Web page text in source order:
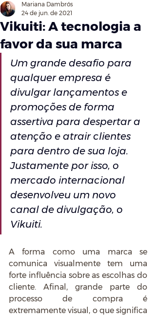
Vikuiti: A tecnologia a
favor da sua marca
Mariana Dambrós
24 de jun. de 2021
Um grande desafio para
qualquer empresa é
divulgar lançamentos e
promoções de forma
assertiva para despertar a
atenção e atrair clientes
para dentro de sua loja.
Justamente por isso, o
mercado internacional
desenvolveu um novo
canal de divulgação, o
Vikuiti.
A forma como uma marca se
comunica visualmente tem uma
forte influência sobre as escolhas do
cliente. Afinal, grande parte do
processo de compra é
extremamente visual, o que significa